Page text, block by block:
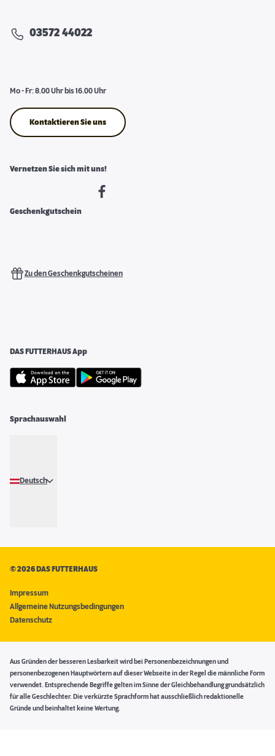
03572 44022
Mo - Fr: 8.00 Uhr bis 16.00 Uhr
Kontaktieren Sie uns
Vernetzen Sie sich mit uns!
Geschenkgutschein
Zu den Geschenkgutscheinen
DAS FUTTERHAUS App
Sprachauswahl
Deutsch
©2026 DAS FUTTERHAUS
Impressum
Allgemeine Nutzungsbedingungen
Datenschutz
Aus Gründen der besseren Lesbarkeit wird bei Personenbezeichnungen und
personenbezogenen Hauptwörtern auf dieser Webseite in der Regel die männliche Form
verwendet. Entsprechende Begriffe gelten im Sinne der Gleichbehandlung grundsätzlich
für alle Geschlechter. Die verkürzte Sprachform hat ausschließlich redaktionelle
Gründe und beinhaltet keine Wertung.